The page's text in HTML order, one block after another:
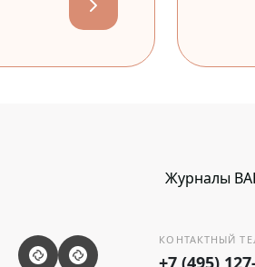
Журналы
КОНТАКТНЫЙ
+7 (495)